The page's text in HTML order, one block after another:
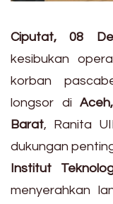
Ciputat, 08
kesibukan
korban
longsor di
Barat, Ranita
dukungan
Institut
menyerahkan